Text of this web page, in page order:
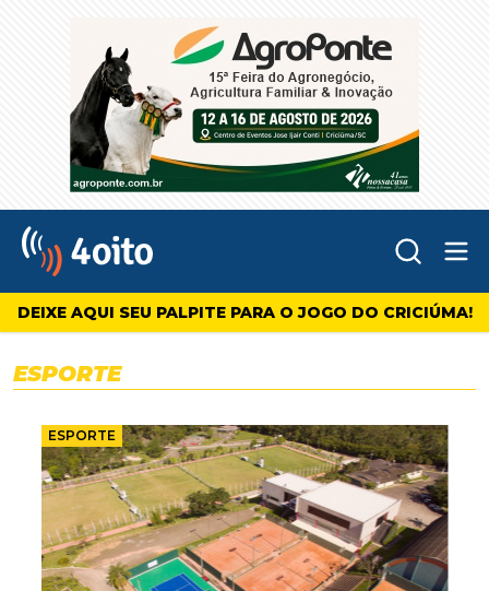
4oito
DEIXE AQUI SEU PALPITE PARA O JOGO DO CRICIÚMA!
ESPORTE
ESPORTE